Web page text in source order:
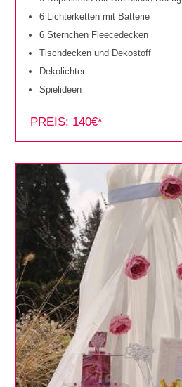
6 Lichterketten mit Batterie
6 Sternchen Fleecedecken
Tischdecken und Dekostoff
Dekolichter
Spielideen
PREIS: 140€*